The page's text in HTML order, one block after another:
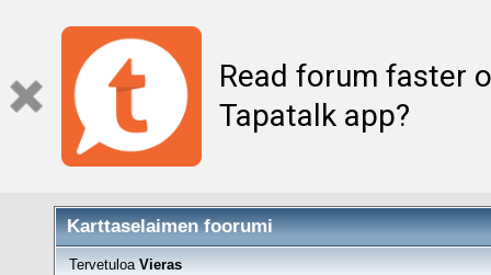
Read forum faster
Tapatalk app?
Karttaselaimen foorumi
Tervetuloa Vieras